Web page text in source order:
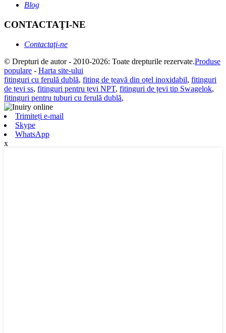
Blog
CONTACTAŢI-NE
Contactaţi-ne
© Drepturi de autor - 2010-2026: Toate drepturile rezervate.Produse
populare - Harta site-ului
fitinguri cu ferulă dublă, fiting de țeavă din oțel inoxidabil, fitinguri
de țevi ss, fitinguri pentru țevi NPT, fitinguri de țevi tip Swagelok,
fitinguri pentru tuburi cu ferulă dublă,
Trimiteți e-mail
Skype
WhatsApp
x